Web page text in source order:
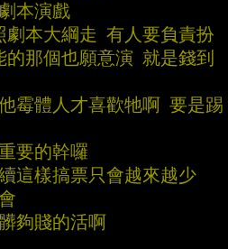
本演戲
本大綱走 有人要負責扮
那個也願意演 就是錢到
霉體人才喜歡牠啊 要是踢
要的幹囉
這樣搞票只會越來越少
夠賤的活啊